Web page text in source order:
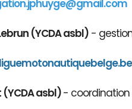
(YCDA asbl) -
(YCDA asbl)- coordination